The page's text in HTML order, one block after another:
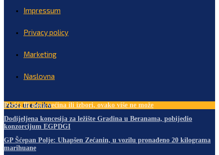
Impressum
Privacy policy
Marketing
Naslovna
Izbor urednika
Perić: Ili nova većina ili izbori, ovako više ne može
Dodijeljena koncesija za ležište Gradina u Beranama, pobijedio
konzorcijum EGPDGI
GP Šćepan Polje: Uhapšen Zećanin, u vozilu pronađeno 20 kilograma
marihuane